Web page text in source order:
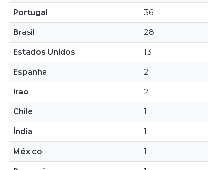
Portugal 36
Brasil 28
Estados Unidos 13
Espanha 2
Irão 2
Chile 1
Índia 1
México 1